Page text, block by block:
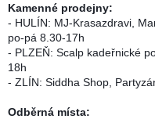
zachraň
zboží
Značky
/
Kamenné prodejny:
- HULÍN: MJ-Krasazdravi,
po-pá 8.30-17h
- PLZEŇ: Scalp kadeřnické
18h
- ZLÍN: Siddha Shop,
Odběrná místa: